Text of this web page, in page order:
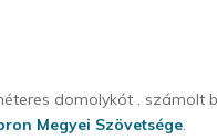
domolykót . számolt
Megyei Szövetsége.